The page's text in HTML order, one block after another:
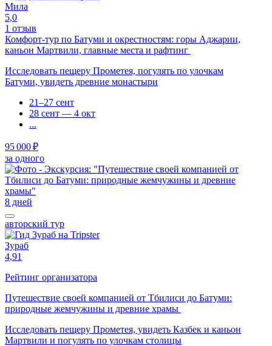
Мила
5,0
1 отзыв
Комфорт-тур по Батуми и окрестностям: горы Аджарии,
каньон Мартвили, главные места и рафтинг
Исследовать пещеру Прометея, погулять по улочкам
Батуми, увидеть древние монастыри
21–27 сент
28 сент — 4 окт
...
95 000 ₽
за одного
8 дней
авторский тур
Зураб
4,91
Рейтинг организатора
Путешествие своей компанией от Тбилиси до Батуми:
природные жемчужины и древние храмы
Исследовать пещеру Прометея, увидеть Казбек и каньон
Мартвили и погулять по улочкам столицы